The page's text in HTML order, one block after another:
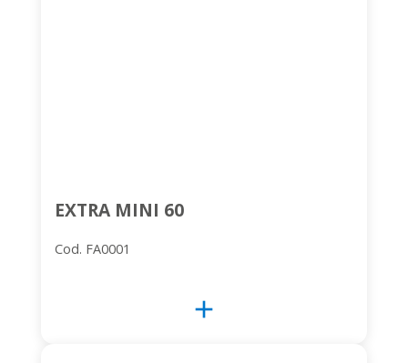
EXTRA MINI 60
Cod. FA0001
add